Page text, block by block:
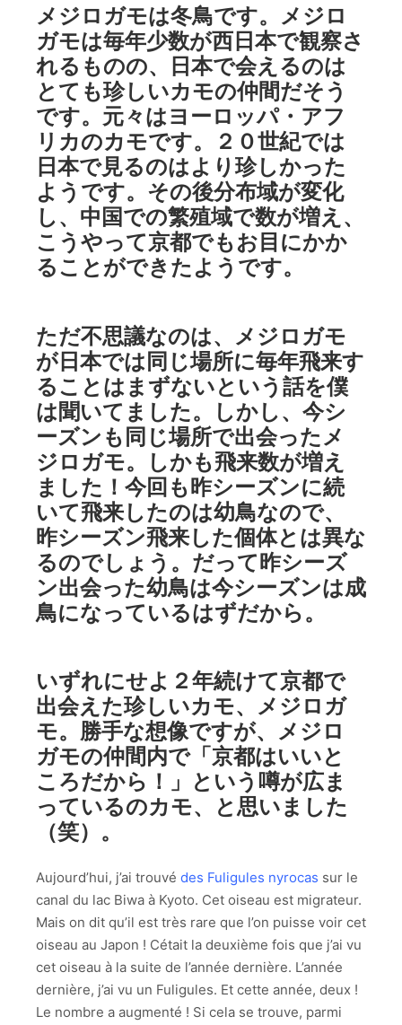
メジロガモは冬鳥です。メジロ
ガモは毎年少数が西日本で観察さ
れるものの、日本で会えるのは
とても珍しいカモの仲間だそう
です。元々はヨーロッパ・アフ
リカのカモです。２０世紀では
日本で見るのはより珍しかった
ようです。その後分布域が変化
し、中国での繁殖域で数が増え、
こうやって京都でもお目にかか
ることができたようです。
ただ不思議なのは、メジロガモ
が日本では同じ場所に毎年飛来す
ることはまずないという話を僕
は聞いてました。しかし、今シ
ーズンも同じ場所で出会ったメ
ジロガモ。しかも飛来数が増え
ました！今回も昨シーズンに続
いて飛来したのは幼鳥なので、
昨シーズン飛来した個体とは異な
るのでしょう。だって昨シーズ
ン出会った幼鳥は今シーズンは成
鳥になっているはずだから。
いずれにせよ２年続けて京都で
出会えた珍しいカモ、メジロガ
モ。勝手な想像ですが、メジロ
ガモの仲間内で「京都はいいと
ころだから！」という噂が広ま
っているのカモ、と思いました
（笑）。
Aujourd’hui, j’ai trouvé des Fuligules nyrocas sur le
canal du lac Biwa à Kyoto. Cet oiseau est migrateur.
Mais on dit qu’il est très rare que l’on puisse voir cet
oiseau au Japon ! Cétait la deuxième fois que j’ai vu
cet oiseau à la suite de l’année dernière. L’année
dernière, j’ai vu un Fuligules. Et cette année, deux !
Le nombre a augmenté ! Si cela se trouve, parmi